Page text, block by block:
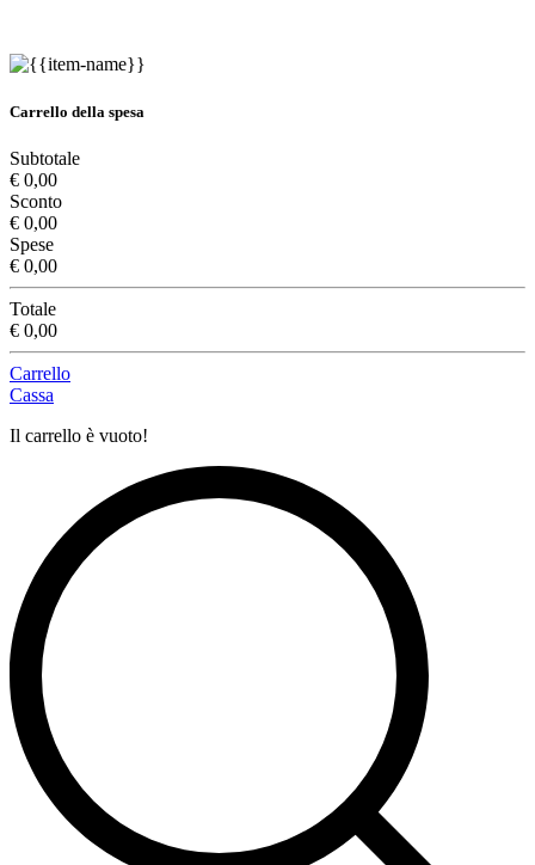
Carrello della spesa
Subtotale
€ 0,00
Sconto
€ 0,00
Spese
€ 0,00
Totale
€ 0,00
Carrello
Cassa
Il carrello è vuoto!